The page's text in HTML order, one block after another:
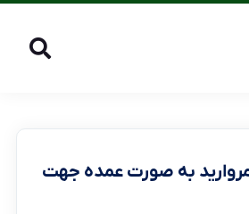
به صورت عمده جهت